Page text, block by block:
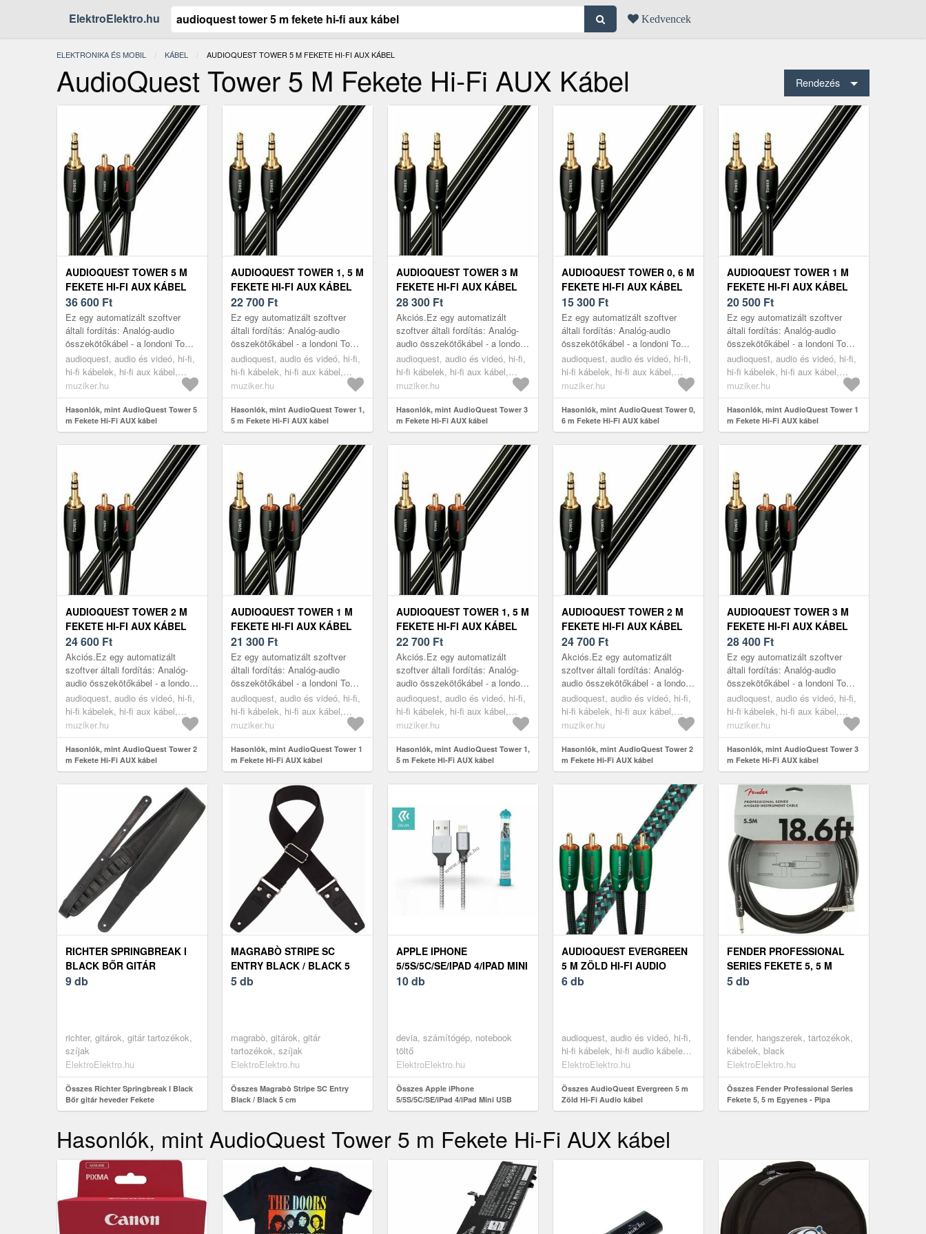
ElektroElektro.hu Kedvencek
ELEKTRONIKA ÉS MOBIL KÁBEL JELENLEGI:
AUDIOQUEST TOWER 5 M FEKETE HI-FI AUX KÁBEL
AudioQuest Tower 5 M Fekete Hi-Fi AUX Kábel Rendezés
AUDIOQUEST TOWER 5 M
FEKETE HI-FI AUX KÁBEL
36 600 Ft
Ez egy automatizált szoftver
általi fordítás: Analóg-audio
összekötőkábel - a londoni Tower
Bridge nevű sorozat. Az összes
Bridges & Falls kábelsor...
audioquest, audio és videó, hi-fi,
hi-fi kábelek, hi-fi aux kábel,
black
muziker.hu
Hasonlók, mint AudioQuest Tower 5
m Fekete Hi-Fi AUX kábel
AUDIOQUEST TOWER 1, 5 M
FEKETE HI-FI AUX KÁBEL
22 700 Ft
Ez egy automatizált szoftver
általi fordítás: Analóg-audio
összekötőkábel - a londoni Tower
Bridge nevű sorozat. Az összes
Bridges & Falls kábelsor...
audioquest, audio és videó, hi-fi,
hi-fi kábelek, hi-fi aux kábel,
black
muziker.hu
Hasonlók, mint AudioQuest Tower 1,
5 m Fekete Hi-Fi AUX kábel
AUDIOQUEST TOWER 3 M
FEKETE HI-FI AUX KÁBEL
28 300 Ft
Akciós.Ez egy automatizált
szoftver általi fordítás: Analóg-
audio összekötőkábel - a londoni
Tower Bridge nevű sorozat. Az
összes Bridges & Falls
kábelsor...
audioquest, audio és videó, hi-fi,
hi-fi kábelek, hi-fi aux kábel,
black
muziker.hu
Hasonlók, mint AudioQuest Tower 3
m Fekete Hi-Fi AUX kábel
AUDIOQUEST TOWER 0, 6 M
FEKETE HI-FI AUX KÁBEL
15 300 Ft
Ez egy automatizált szoftver
általi fordítás: Analóg-audio
összekötőkábel - a londoni Tower
Bridge nevű sorozat. Az összes
Bridges & Falls kábelsor...
audioquest, audio és videó, hi-fi,
hi-fi kábelek, hi-fi aux kábel,
black
muziker.hu
Hasonlók, mint AudioQuest Tower 0,
6 m Fekete Hi-Fi AUX kábel
AUDIOQUEST TOWER 1 M
FEKETE HI-FI AUX KÁBEL
20 500 Ft
Ez egy automatizált szoftver
általi fordítás: Analóg-audio
összekötőkábel - a londoni Tower
Bridge nevű sorozat. Az összes
Bridges & Falls kábelsor...
audioquest, audio és videó, hi-fi,
hi-fi kábelek, hi-fi aux kábel,
black
muziker.hu
Hasonlók, mint AudioQuest Tower 1
m Fekete Hi-Fi AUX kábel
AUDIOQUEST TOWER 2 M
FEKETE HI-FI AUX KÁBEL
24 600 Ft
Akciós.Ez egy automatizált
szoftver általi fordítás: Analóg-
audio összekötőkábel - a londoni
Tower Bridge nevű sorozat. Az
összes Bridges & Falls
kábelsor...
audioquest, audio és videó, hi-fi,
hi-fi kábelek, hi-fi aux kábel,
black
muziker.hu
Hasonlók, mint AudioQuest Tower 2
m Fekete Hi-Fi AUX kábel
AUDIOQUEST TOWER 1 M
FEKETE HI-FI AUX KÁBEL
21 300 Ft
Ez egy automatizált szoftver
általi fordítás: Analóg-audio
összekötőkábel - a londoni Tower
Bridge nevű sorozat. Az összes
Bridges & Falls kábelsor...
audioquest, audio és videó, hi-fi,
hi-fi kábelek, hi-fi aux kábel,
black
muziker.hu
Hasonlók, mint AudioQuest Tower 1
m Fekete Hi-Fi AUX kábel
AUDIOQUEST TOWER 1, 5 M
FEKETE HI-FI AUX KÁBEL
22 700 Ft
Akciós.Ez egy automatizált
szoftver általi fordítás: Analóg-
audio összekötőkábel - a londoni
Tower Bridge nevű sorozat. Az
összes Bridges & Falls
kábelsor...
audioquest, audio és videó, hi-fi,
hi-fi kábelek, hi-fi aux kábel,
black
muziker.hu
Hasonlók, mint AudioQuest Tower 1,
5 m Fekete Hi-Fi AUX kábel
AUDIOQUEST TOWER 2 M
FEKETE HI-FI AUX KÁBEL
24 700 Ft
Akciós.Ez egy automatizált
szoftver általi fordítás: Analóg-
audio összekötőkábel - a londoni
Tower Bridge nevű sorozat. Az
összes Bridges & Falls
kábelsor...
audioquest, audio és videó, hi-fi,
hi-fi kábelek, hi-fi aux kábel,
black
muziker.hu
Hasonlók, mint AudioQuest Tower 2
m Fekete Hi-Fi AUX kábel
AUDIOQUEST TOWER 3 M
FEKETE HI-FI AUX KÁBEL
28 400 Ft
Ez egy automatizált szoftver
általi fordítás: Analóg-audio
összekötőkábel - a londoni Tower
Bridge nevű sorozat. Az összes
Bridges & Falls kábelsor...
audioquest, audio és videó, hi-fi,
hi-fi kábelek, hi-fi aux kábel,
black
muziker.hu
Hasonlók, mint AudioQuest Tower 3
m Fekete Hi-Fi AUX kábel
RICHTER SPRINGBREAK I
BLACK BŐR GITÁR
HEVEDER FEKETE
9 db
richter, gitárok, gitár tartozékok,
szíjak
ElektroElektro.hu
Összes Richter Springbreak I Black
Bőr gitár heveder Fekete
MAGRABÒ STRIPE SC
ENTRY BLACK / BLACK 5
CM
5 db
magrabò, gitárok, gitár
tartozékok, szíjak
ElektroElektro.hu
Összes Magrabò Stripe SC Entry
Black / Black 5 cm
APPLE IPHONE
5/5S/5C/SE/IPAD 4/IPAD MINI
USB TÖLTŐ- ÉS
10 db
devia, számítógép, notebook
töltő
ElektroElektro.hu
Összes Apple iPhone
5/5S/5C/SE/iPad 4/iPad Mini USB
töltő- és adatkábel ...
AUDIOQUEST EVERGREEN
5 M ZÖLD HI-FI AUDIO
KÁBEL
6 db
audioquest, audio és videó, hi-fi,
hi-fi kábelek, hi-fi audio kábelek,
green
ElektroElektro.hu
Összes AudioQuest Evergreen 5 m
Zöld Hi-Fi Audio kábel
FENDER PROFESSIONAL
SERIES FEKETE 5, 5 M
EGYENES - PIPA
5 db
fender, hangszerek, tartozékok,
kábelek, black
ElektroElektro.hu
Összes Fender Professional Series
Fekete 5, 5 m Egyenes - Pipa
Hasonlók, mint AudioQuest Tower 5 m Fekete Hi-Fi AUX kábel